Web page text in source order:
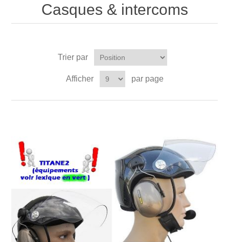
Casques & intercoms
Trier par
Afficher par page